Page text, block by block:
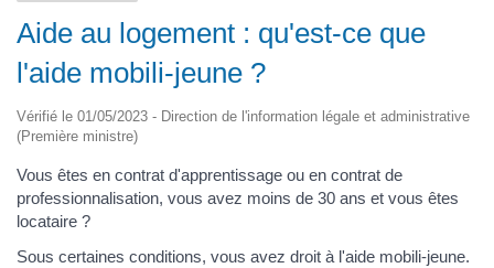
Aide au logement : qu'est-ce que
l'aide mobili-jeune ?
Vérifié le 01/05/2023 - Direction de l'information légale et administrative
(Première ministre)
Vous êtes en contrat d'apprentissage ou en contrat de
professionnalisation, vous avez moins de 30 ans et vous êtes
locataire ?
Sous certaines conditions, vous avez droit à l'aide mobili-jeune.